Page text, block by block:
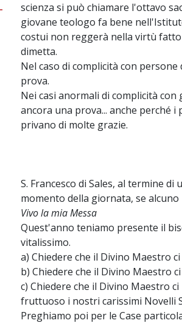
scienza si può chiamare l'ottavo
giovane teologo fa bene
costui non reggerà nella virtù
dimetta.
Nel caso di complicità con
prova.
Nei casi anormali di complicità
ancora una prova... anche perché
privano di molte grazie.
S. Francesco di Sales, al termine
momento della giornata, se
Vivo la mia Messa
Quest'anno teniamo presente il
vitalissimo.
a) Chiedere che il Divino Maestro
b) Chiedere che il Divino Maestro
c) Chiedere che il Divino Maestro
fruttuoso i nostri carissimi Novelli
Preghiamo poi per le Case